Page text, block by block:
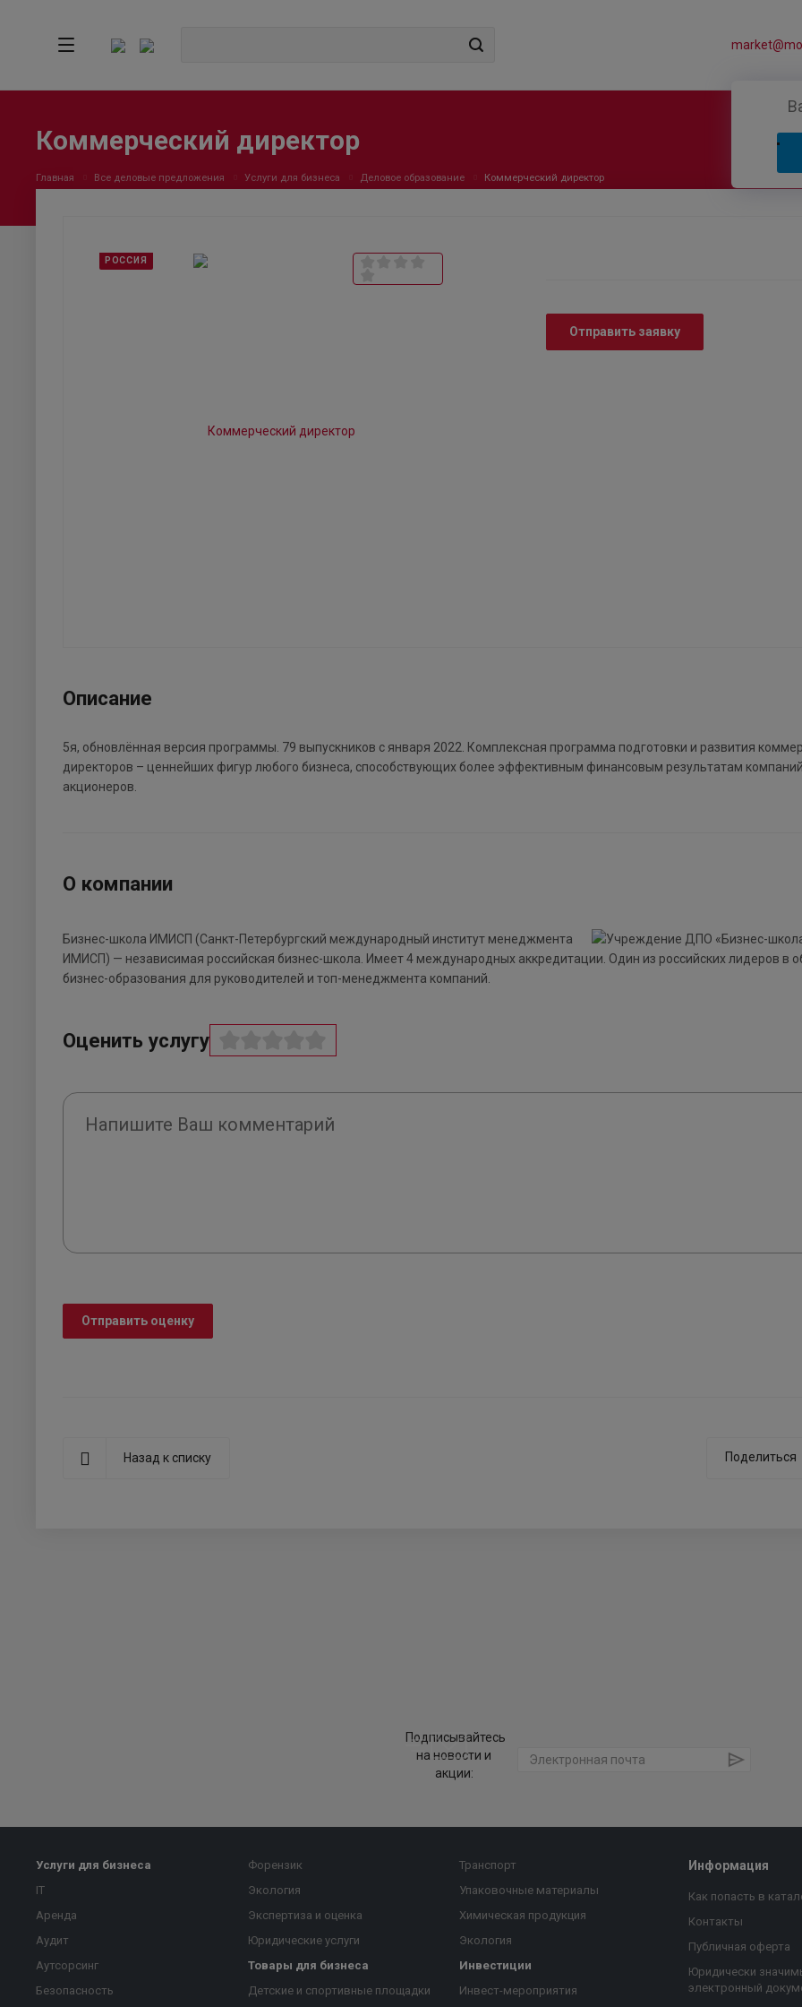
Коммерческий директор
Главная Все деловые предложения Услуги для бизнеса Деловое образование Коммерческий директор
РОССИЯ
Отправить заявку
Описание
5я, обновлённая версия программы. 79 выпускников с января 2022. Комплексная программа подготовки и развития
директоров – ценнейших фигур любого бизнеса, способствующих более эффективным финансовым результатам
акционеров.
О компании
Бизнес-школа ИМИСП (Санкт-Петербургский международный институт менеджмента
ИМИСП) — независимая российская бизнес-школа. Имеет 4 международных аккредитации. Один из российских лидеров в
бизнес-образования для руководителей и топ-менеджмента компаний.
Оценить услугу
Отправить оценку
Поделиться
Назад к списку
Подписывайтесь
на новости и
акции:
Услуги для бизнеса
IT
Аренда
Аудит
Аутсорсинг
Безопасность
Форензик
Экология
Экспертиза и оценка
Юридические услуги
Товары для бизнеса
Детские и спортивные площадки
Транспорт
Упаковочные материалы
Химическая продукция
Экология
Инвестиции
Инвест-мероприятия
Информация
Как попасть в
Контакты
Публичная оферта
Юридически
электронный